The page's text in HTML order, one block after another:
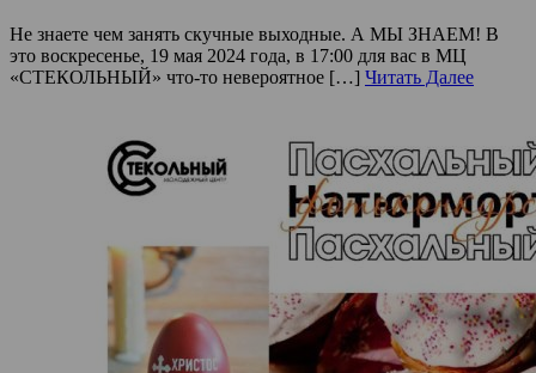
Не знаете чем занять скучные выходные. А МЫ ЗНАЕМ! В
это воскресенье, 19 мая 2024 года, в 17:00 для вас в МЦ
«СТЕКОЛЬНЫЙ» что-то невероятное […] Читать Далее